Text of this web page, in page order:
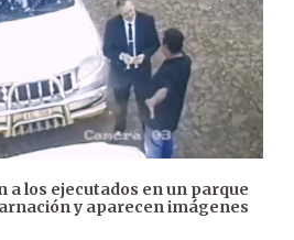
a los ejecutados en un parque
y aparecen imágenes